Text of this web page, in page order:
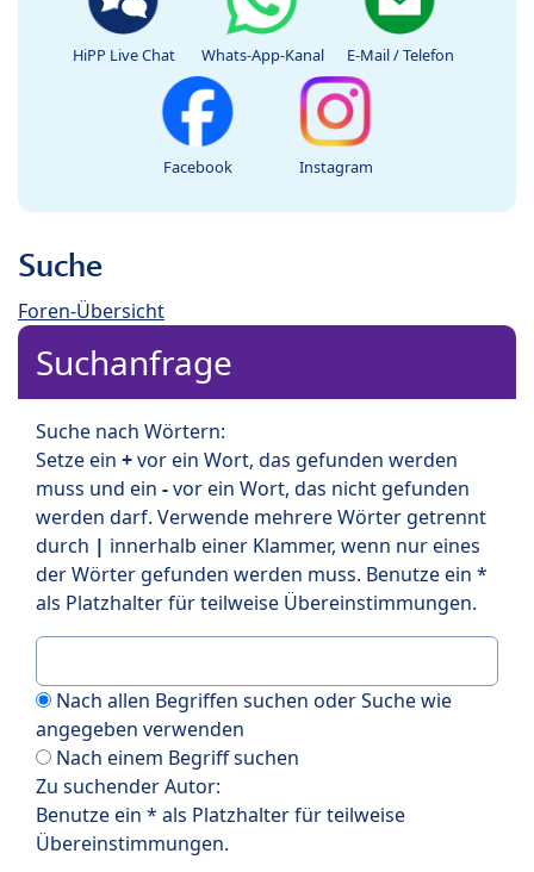
HiPP Live Chat Whats-App-Kanal E-Mail / Telefon
Facebook Instagram
Suche
Foren-Übersicht
Suchanfrage
Suche nach Wörtern:
Setze ein +vor ein Wort, das gefunden werden
muss und ein -vor ein Wort, das nicht gefunden
werden darf. Verwende mehrere Wörter getrennt
durch | innerhalb einer Klammer, wenn nur eines
der Wörter gefunden werden muss. Benutze ein *
als Platzhalter für teilweise Übereinstimmungen.
Nach allen Begriffen suchen oder Suche wie
angegeben verwenden
Nach einem Begriff suchen
Zu suchender Autor:
Benutze ein * als Platzhalter für teilweise
Übereinstimmungen.